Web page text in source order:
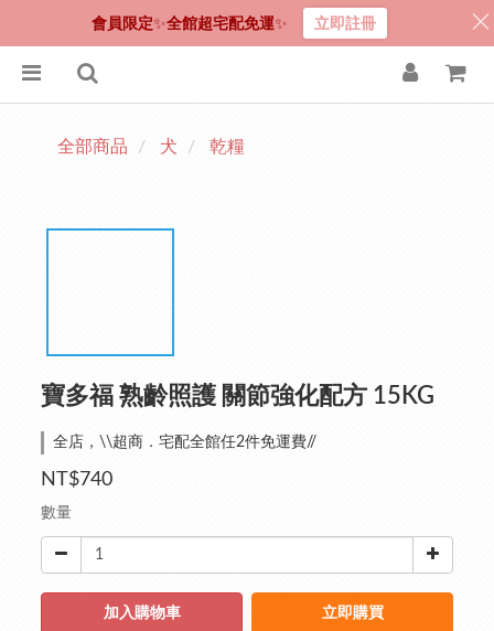
全部商品 犬 乾糧
寶多福 熟齡照護 關節強化配方 15KG
全店，\\超商．宅配全館任2件免運費//
NT$740
數量
加入購物車 立即購買
會員限定✨全館超宅配免運✨ 立即註冊